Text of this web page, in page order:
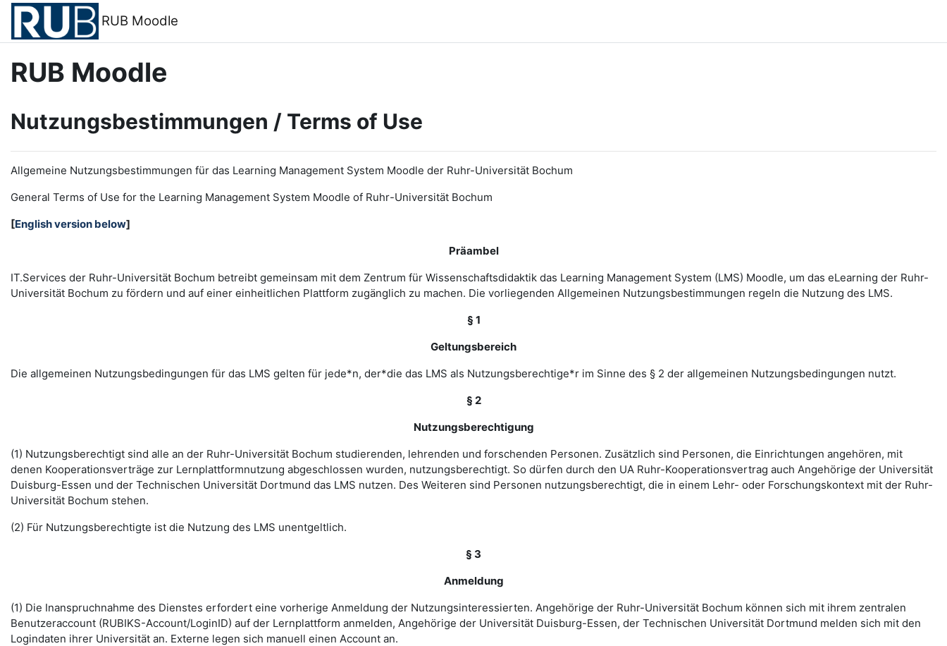
Zum Hauptinhalt
RUB Moodle
RUB Moodle
Nutzungsbestimmungen / Terms of Use
Allgemeine Nutzungsbestimmungen für das Learning Management System Moodle der Ruhr-Universität Bochum
General Terms of Use for the Learning Management System Moodle of Ruhr-Universität Bochum
[English version below]
Präambel
IT.Services der Ruhr-Universität Bochum betreibt gemeinsam mit dem Zentrum für Wissenschaftsdidaktik das Learning Management System (LMS) Moodle, um das eLearning der Ruhr-
Universität Bochum zu fördern und auf einer einheitlichen Plattform zugänglich zu machen. Die vorliegenden Allgemeinen Nutzungsbestimmungen regeln die Nutzung des LMS.
§ 1
Geltungsbereich
Die allgemeinen Nutzungsbedingungen für das LMS gelten für jede*n, der*die das LMS als Nutzungsberechtige*r im Sinne des § 2 der allgemeinen Nutzungsbedingungen nutzt.
§ 2
Nutzungsberechtigung
(1) Nutzungsberechtigt sind alle an der Ruhr-Universität Bochum studierenden, lehrenden und forschenden Personen. Zusätzlich sind Personen, die Einrichtungen angehören, mit
denen Kooperationsverträge zur Lernplattformnutzung abgeschlossen wurden, nutzungsberechtigt. So dürfen durch den UA Ruhr-Kooperationsvertrag auch Angehörige der Universität
Duisburg-Essen und der Technischen Universität Dortmund das LMS nutzen. Des Weiteren sind Personen nutzungsberechtigt, die in einem Lehr- oder Forschungskontext mit der Ruhr-
Universität Bochum stehen.
(2) Für Nutzungsberechtigte ist die Nutzung des LMS unentgeltlich.
§ 3
Anmeldung
(1) Die Inanspruchnahme des Dienstes erfordert eine vorherige Anmeldung der Nutzungsinteressierten. Angehörige der Ruhr-Universität Bochum können sich mit ihrem zentralen
Benutzeraccount (RUBIKS-Account/LoginID) auf der Lernplattform anmelden, Angehörige der Universität Duisburg-Essen, der Technischen Universität Dortmund melden sich mit den
Logindaten ihrer Universität an. Externe legen sich manuell einen Account an.